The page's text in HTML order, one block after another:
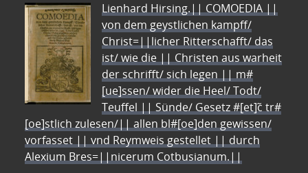
Lienhard Hirsing.|| COMOEDIA ||
von dem geystlichen kampff/
Christ=||licher Ritterschafft/ das
ist/ wie die || Christen aus warheit
der schrifft/ sich legen || m#
[ue]ssen/ wider die Heel/ Todt/
Teuffel || Sünde/ Gesetz #[et]c̃ tr#
[oe]stlich zulesen/|| allen bl#[oe]den gewissen/
vorfasset || vnd Reymweis gestellet || durch
Alexium Bres=||nicerum Cotbusianum.||